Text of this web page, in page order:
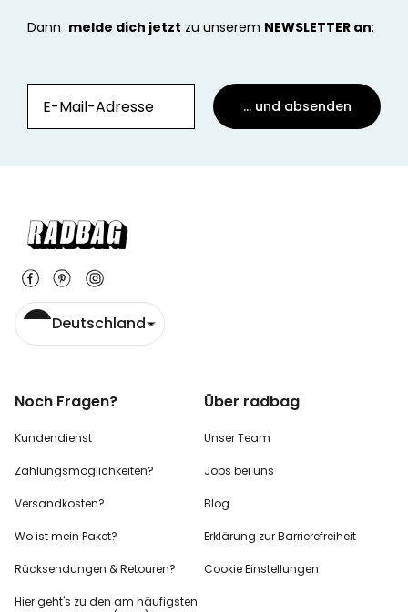
Dann melde dich jetzt zu unserem NEWSLETTER an:
... und absenden
Deutschland
Noch Fragen?
Kundendienst
Zahlungsmöglichkeiten?
Versandkosten?
Wo ist mein Paket?
Rücksendungen & Retouren?
Hier geht's zu den am häufigsten
Über radbag
Unser Team
Jobs bei uns
Blog
Erklärung zur Barrierefreiheit
Cookie Einstellungen